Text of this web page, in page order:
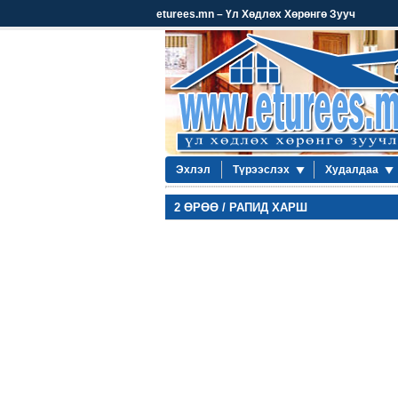
eturees.mn – Үл Хөдлөх Хөрөнгө Зууч
Эхлэл Түрээслэх Худалдаа
2 ӨРӨӨ / РАПИД ХАРШ